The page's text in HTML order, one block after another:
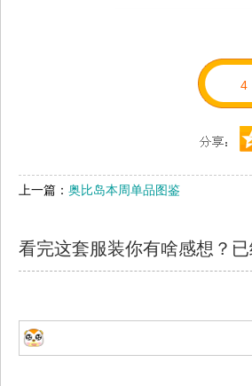
4
上一篇： 奥比岛本周单品图鉴
看完这套服装你有啥感想？